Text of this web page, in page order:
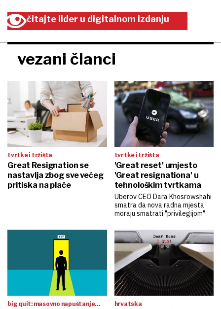
čitajte lider u digitalnom izdanju
vezani članci
tvrtke i tržišta
Great Resignation se
nastavlja zbog sve većeg
pritiska na plaće
tvrtke i tržišta
'Great reset' umjesto
'Great resignationa' u
tehnološkim tvrtkama
Uberov CEO Dara Khosrowshahi
smatra da nova radna mjesta
moraju smatrati "privilegijom"
big quit: masovno napuštanje
hrvatska